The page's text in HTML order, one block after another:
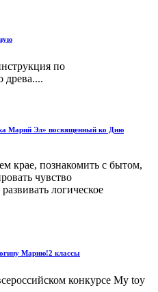
по
древа....
Марий Эл» посвященный ко Дню
крае, познакомить с бытом,
чувство
логическое
Марию!2 классы
конкурсе Мy toy